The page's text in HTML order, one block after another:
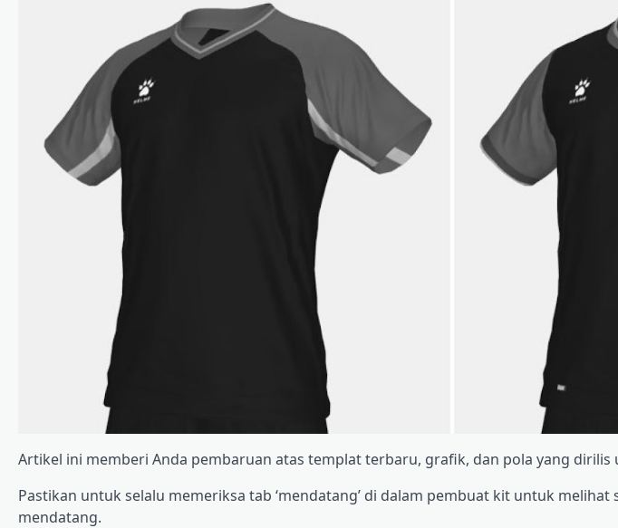
Artikel ini memberi Anda pembaruan atas templat terbaru, grafik, dan pola yang
Pastikan untuk selalu memeriksa tab ‘mendatang’ di dalam pembuat kit untuk
mendatang.